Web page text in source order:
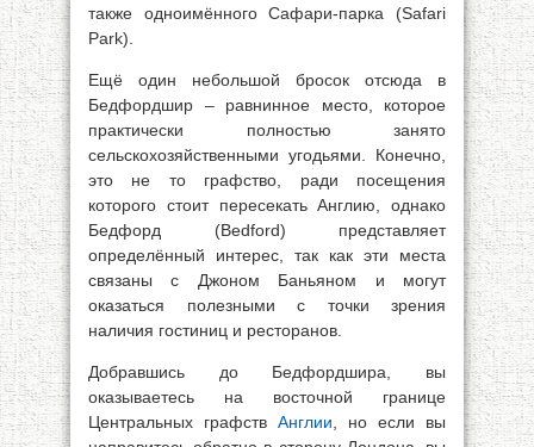
также одноимённого Сафари-парка (Safari
Park).
Ещё один небольшой бросок отсюда в
Бедфордшир – равнинное место, которое
практически полностью занято
сельскохозяйственными угодьями. Конечно,
это не то графство, ради посещения
которого стоит пересекать Англию, однако
Бедфорд (Bedford) представляет
определённый интерес, так как эти места
связаны с Джоном Баньяном и могут
оказаться полезными с точки зрения
наличия гостиниц и ресторанов.
Добравшись до Бедфордшира, вы
оказываетесь на восточной границе
Центральных графств Англии, но если вы